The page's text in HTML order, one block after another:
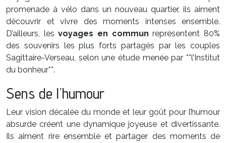
promenade à vélo dans un nouveau quartier, ils aiment
découvrir et vivre des moments intenses ensemble.
D’ailleurs, lesvoyages en communreprésentent 80%
des souvenirs les plus forts partagés par les couples
Sagittaire-Verseau, selon une étude menée par **l’Institut
du bonheur**.
Sens de l’humour
Leur vision décalée du monde et leur goût pour l’humour
absurde créent une dynamique joyeuse et divertissante.
Ils aiment rire ensemble et partager des moments de